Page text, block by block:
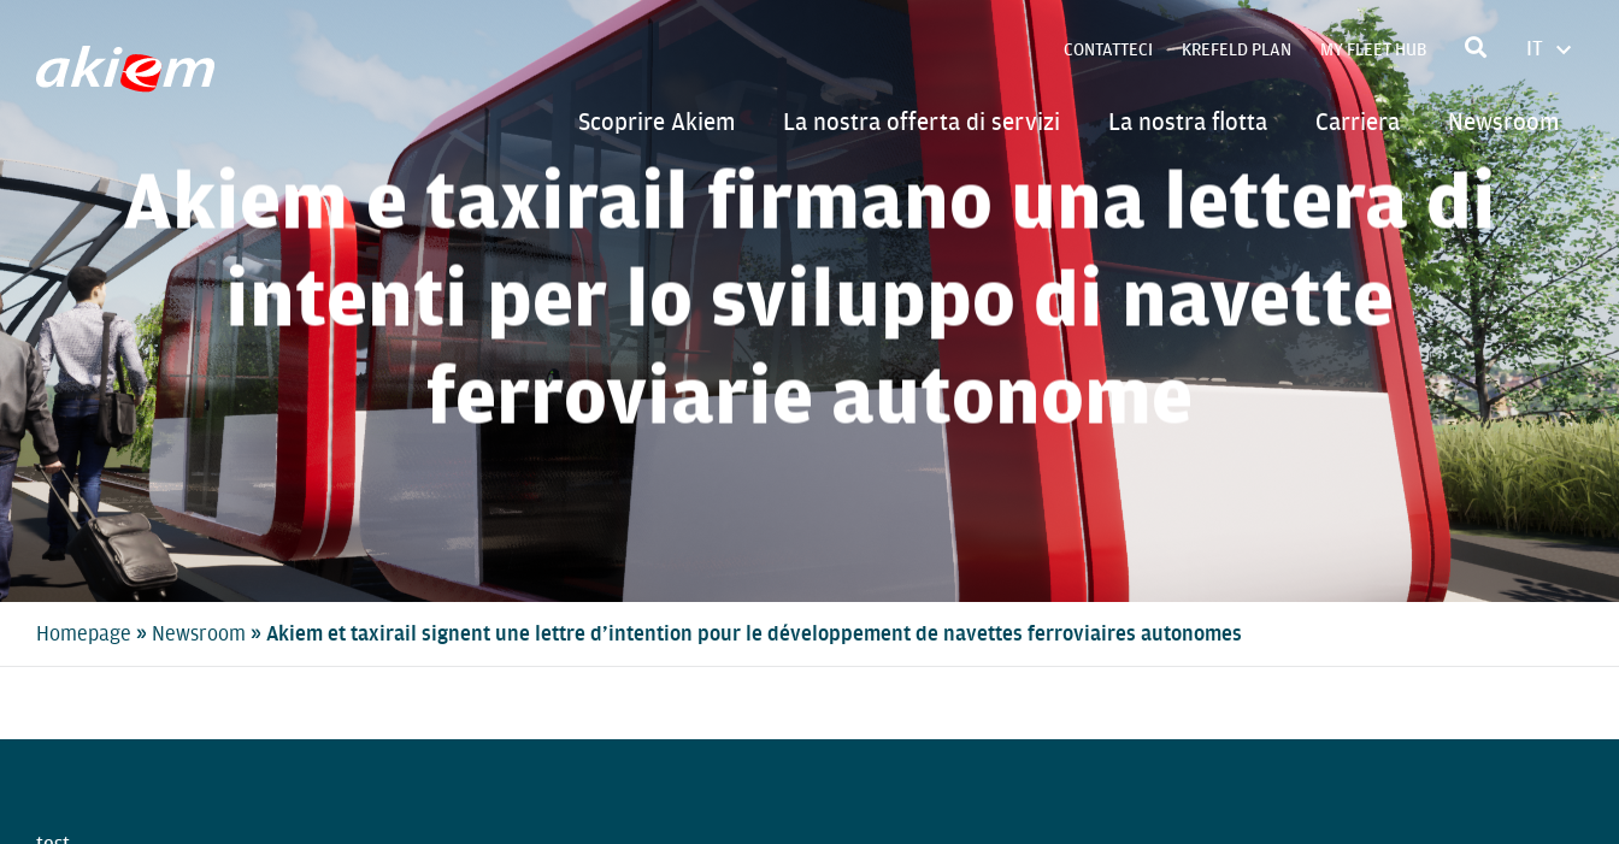
CONTATTECI KREFELD PLAN MY FLEET HUB IT
POLSKI
Scoprire Akiem La nostra offerta di servizi La nostra flotta Carriera Newsroom
Akiem e taxirail firmano una lettera di
intenti per lo sviluppo di navette
ferroviarie autonome
Homepage » Newsroom » Akiem et taxirail signent une lettre d’intention pour le développement de navettes ferroviaires autonomes